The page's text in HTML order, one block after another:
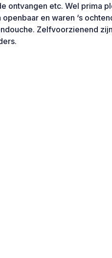
ontvangen etc. Wel prima
en waren ‘s
Zelfvoorzienend